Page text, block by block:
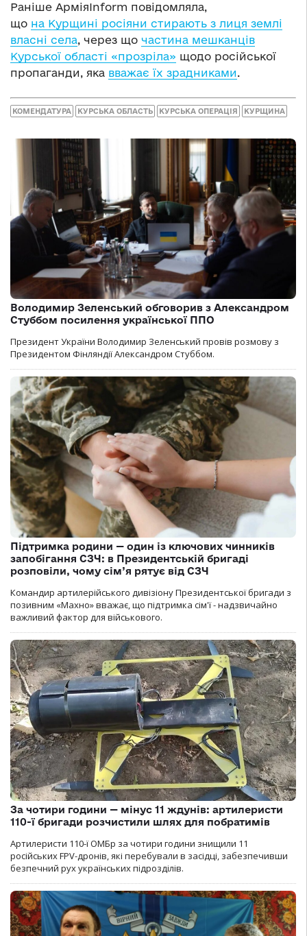
Раніше АрміяInform повідомляла,
що на Курщині росіяни стирають з лиця землі
власні села, через що частина мешканців
Курської області «прозріла» щодо російської
пропаганди, яка вважає їх зрадниками.
КОМЕНДАТУРА КУРСЬКА ОБЛАСТЬ КУРСЬКА ОПЕРАЦІЯ КУРЩИНА
Володимир Зеленський обговорив з Александром
Стуббом посилення української ППО
Президент України Володимир Зеленський провів розмову з
Президентом Фінляндії Александром Стуббом.
Підтримка родини — один із ключових чинників
запобігання СЗЧ: в Президентській бригаді
розповіли, чому сім’я рятує від СЗЧ
Командир артилерійського дивізіону Президентської бригади з
позивним «Махно» вважає, що підтримка сім'ї - надзвичайно
важливий фактор для військового.
За чотири години — мінус 11 ждунів: артилеристи
110-ї бригади розчистили шлях для побратимів
Артилеристи 110-ї ОМБр за чотири години знищили 11
російських FPV-дронів, які перебували в засідці, забезпечивши
безпечний рух українських підрозділів.